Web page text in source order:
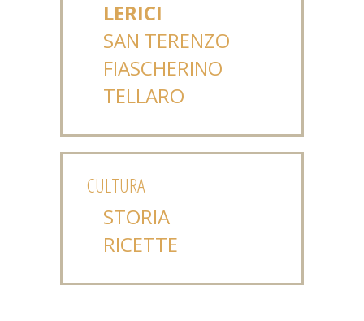
LERICI
SAN TERENZO
FIASCHERINO
TELLARO
CULTURA
STORIA
RICETTE